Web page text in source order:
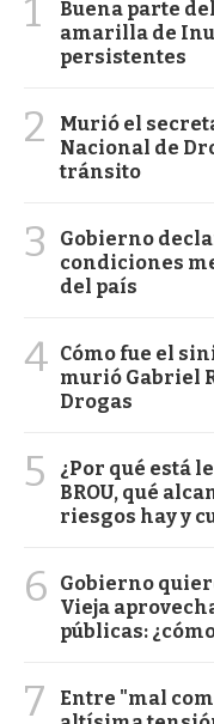
1
Buena parte
amarilla de
persistentes
2
Murió el
Nacional de
tránsito
3
Gobierno
condiciones
del país
4 Cómo fue el
murió Gabriel
Drogas
5
¿Por qué está
BROU, qué
riesgos hay y
6
Gobierno
Vieja
públicas:
7
Entre "mal